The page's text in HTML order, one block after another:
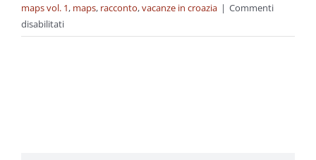
maps vol. 1, maps, racconto,vacanze in croazia | Commenti
disabilitatisu
Pronti,